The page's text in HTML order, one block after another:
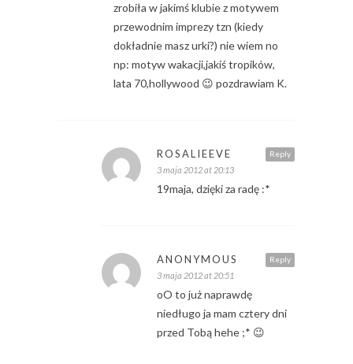
zrobiła w jakimś klubie z motywem
przewodnim imprezy tzn (kiedy
dokładnie masz urki?) nie wiem no
np: motyw wakacji,jakiś tropików,
lata 70,hollywood 😉 pozdrawiam K.
Reply
ROSALIEEVE
3 maja 2012 at 20:13
19maja, dzięki za radę :*
Reply
ANONYMOUS
3 maja 2012 at 20:51
oO to już naprawdę
niedługo ja mam cztery dni
przed Tobą hehe ;* 😉